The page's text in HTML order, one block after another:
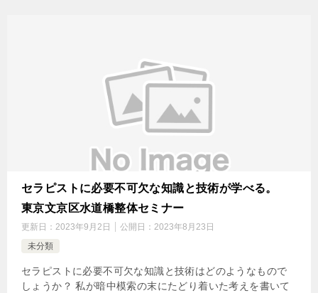
セラピストに必要不可欠な知識と技術が学べる。
東京文京区水道橋整体セミナー
更新日： 2023年9月2日 公開日： 2023年8月23日
未分類
セラピストに必要不可欠な知識と技術はどのようなもので
しょうか？ 私が暗中模索の末にたどり着いた考えを書いて